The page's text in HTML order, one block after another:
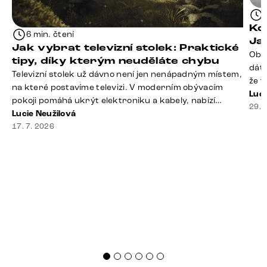
6 min. čtení
Jak vybrat televizní stolek: Praktické
tipy, díky kterým neuděláte chybu
Televizní stolek už dávno není jen nenápadným místem,
na které postavíme televizi. V moderním obývacím
pokoji pomáhá ukrýt elektroniku a kabely, nabízí
praktický úložný prostor a často se stává výraznou
součástí celého interiéru. Při jeho výběru proto
Lucie Neužilová
17. 7. 2026
že
29.